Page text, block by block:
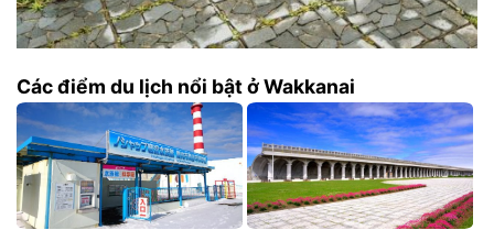
Các điểm du lịch nổi bật ở Wakkanai